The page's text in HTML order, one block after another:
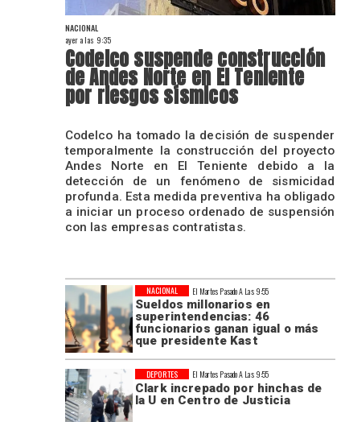
El Martes Pasado A Las 9:55
Sueldos millonarios en
superintendencias: 46
funcionarios ganan igual o más
que presidente Kast
NACIONAL
El Martes Pasado A Las 9:55
Clark increpado por hinchas de
la U en Centro de Justicia
DEPORTES
NACIONAL
ayer a las 9:35
Codelco suspende construcción
de Andes Norte en El Teniente
por riesgos sísmicos
Codelco ha tomado la decisión de suspender
temporalmente la construcción del proyecto
Andes Norte en El Teniente debido a la
detección de un fenómeno de sismicidad
profunda. Esta medida preventiva ha obligado
a iniciar un proceso ordenado de suspensión
con las empresas contratistas.